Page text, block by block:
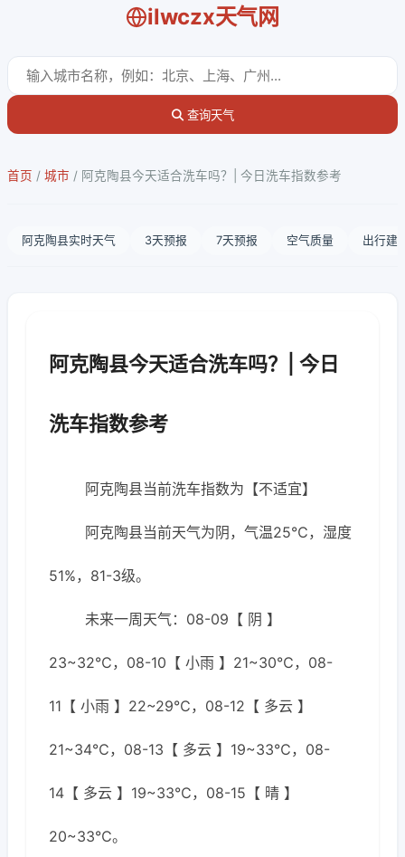
ilwczx天气网
查询天气
首页 / 城市 / 阿克陶县今天适合洗车吗？| 今日洗车指数参考
阿克陶县实时天气 3天预报 7天预报 空气质量 出行建
阿克陶县今天适合洗车吗？| 今日
洗车指数参考
阿克陶县当前洗车指数为【不适宜】
阿克陶县当前天气为阴，气温25℃，湿度
51%，81-3级。
未来一周天气：08-09【 阴 】
23~32℃，08-10【 小雨 】21~30℃，08-
11【 小雨 】22~29℃，08-12【 多云 】
21~34℃，08-13【 多云 】19~33℃，08-
14【 多云 】19~33℃，08-15【 晴 】
20~33℃。